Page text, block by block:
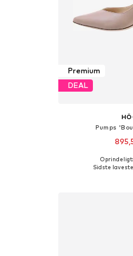
Premium
DEAL
Pumps
Fås i
Oprindeligt:
Sidste